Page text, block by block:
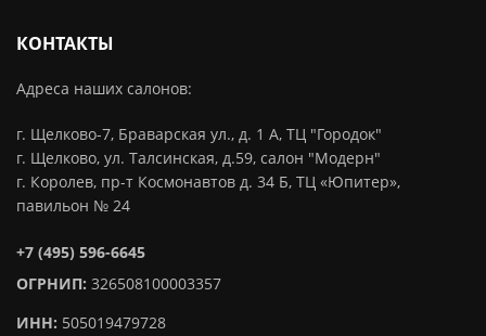
КОНТАКТЫ
Адреса наших салонов:
г. Щелково-7, Браварская ул., д. 1 А, ТЦ "Городок"
г. Щелково, ул. Талсинская, д.59, салон "Модерн"
г. Королев, пр-т Космонавтов д. 34 Б, ТЦ «Юпитер»,
павильон № 24
+7 (495) 596-6645
ОГРНИП: 326508100003357
ИНН: 505019479728